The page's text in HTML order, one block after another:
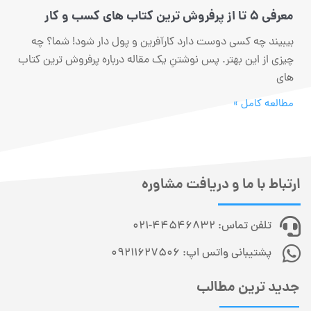
معرفی 5 تا از پرفروش ترین کتاب های کسب و کار
بیبیند چه کسی دوست دارد کارآفرین و پول دار شود! شما؟ چه
چیزی از این بهتر. پس نوشتنِ یک مقاله درباره پرفروش ترین کتاب
های
مطالعه کامل »
ارتباط با ما و دریافت مشاوره
تلفن تماس: 44546832-021
پشتیبانی واتس اپ: 09211627506
جدید ترین مطالب